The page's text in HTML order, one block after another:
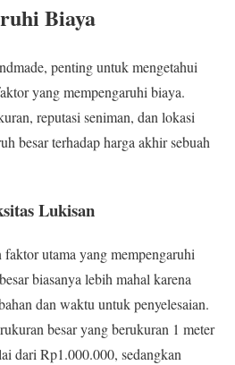
Biaya
penting untuk mengetahui
yang mempengaruhi biaya.
reputasi seniman, dan lokasi
besar terhadap harga akhir sebuah
Lukisan
utama yang mempengaruhi
biasanya lebih mahal karena
dan waktu untuk penyelesaian.
besar yang berukuran 1 meter
dari Rp1.000.000, sedangkan